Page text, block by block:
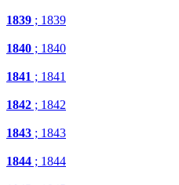
1839 ; 1839
1840 ; 1840
1841 ; 1841
1842 ; 1842
1843 ; 1843
1844 ; 1844